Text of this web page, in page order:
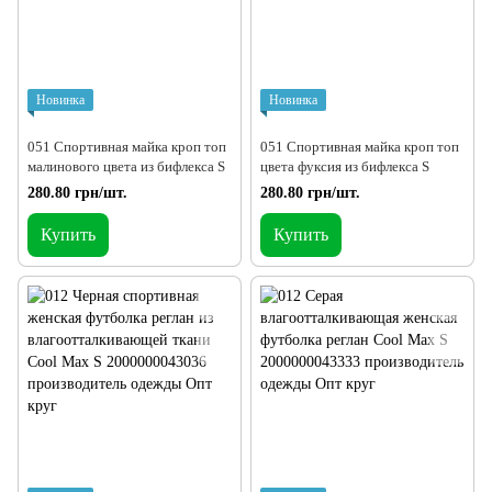
Новинка
051 Спортивная майка кроп топ
малинового цвета из бифлекса S
280.80 грн/шт.
Купить
Новинка
051 Спортивная майка кроп топ
цвета фуксия из бифлекса S
280.80 грн/шт.
Купить